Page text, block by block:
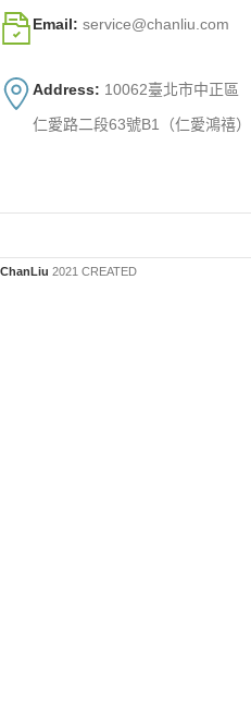
Email: service@chanliu.com
Address: 10062臺北市中正區
仁愛路二段63號B1（仁愛鴻禧）
ChanLiu 2021 CREATED